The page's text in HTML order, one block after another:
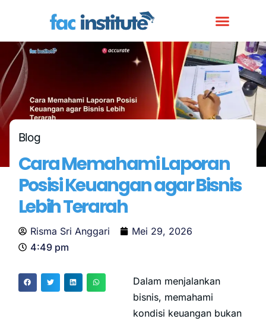
Blog
Cara Memahami Laporan
Posisi Keuangan agar Bisnis
Lebih Terarah
Risma Sri Anggari
Mei 29, 2026
4:49 pm
Dalam menjalankan
bisnis, memahami
kondisi keuangan bukan